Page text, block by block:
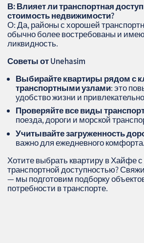
В: Влияет ли транспортная
стоимость недвижимости?
О: Да, районы с хорошей
обычно более востребованы и
ликвидность.
Советы от Unehasim
Выбирайте квартиры рядом с
транспортными узлами: это
удобство жизни и
Проверяйте все виды
поезда, дороги и морской
Учитывайте загруженность
важно для ежедневного комфорта.
Хотите выбрать квартиру в Хайфе
транспортной доступностью?
— мы подготовим подборку
потребности в транспорте.